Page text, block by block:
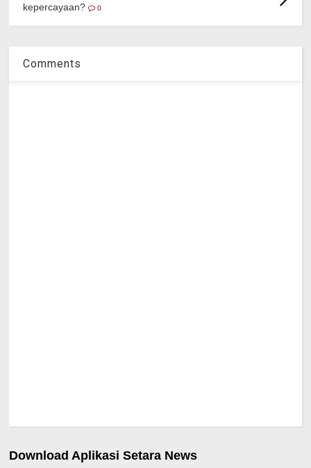
kepercayaan?
0
Comments
Download Aplikasi Setara News